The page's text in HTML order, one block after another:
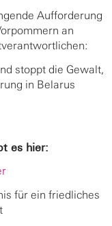
Aufforderung
an
stoppt die Gewalt,
in Belarus
es hier:
für ein friedliches